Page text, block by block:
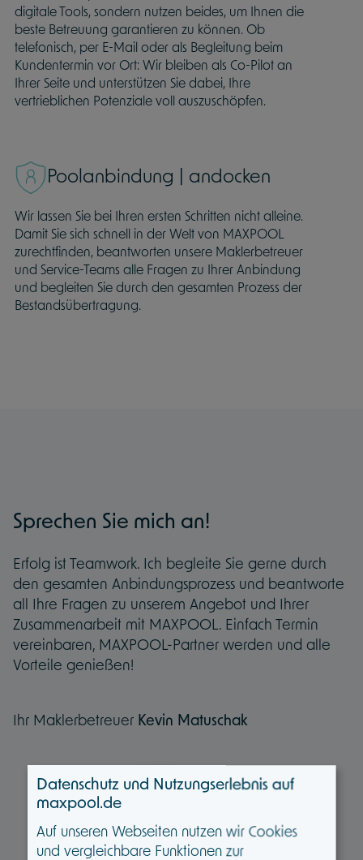
digitale Tools, sondern nutzen beides, um Ihnen die
beste Betreuung garantieren zu können. Ob
telefonisch, per E-Mail oder als Begleitung beim
Kundentermin vor Ort: Wir bleiben als Co-Pilot an
Ihrer Seite und unterstützen Sie dabei, Ihre
vertrieblichen Potenziale voll auszuschöpfen.
Poolanbindung | andocken
Wir lassen Sie bei Ihren ersten Schritten nicht alleine.
Damit Sie sich schnell in der Welt von MAXPOOL
zurechtfinden, beantworten unsere Maklerbetreuer
und Service-Teams alle Fragen zu Ihrer Anbindung
und begleiten Sie durch den gesamten Prozess der
Bestandsübertragung.
Sprechen Sie mich an!
Erfolg ist Teamwork. Ich begleite Sie gerne durch
den gesamten Anbindungsprozess und beantworte
all Ihre Fragen zu unserem Angebot und Ihrer
Zusammenarbeit mit MAXPOOL. Einfach Termin
vereinbaren, MAXPOOL-Partner werden und alle
Vorteile genießen!
Ihr Maklerbetreuer Kevin Matuschak
Datenschutz und Nutzungserlebnis auf
maxpool.de
Auf unseren Webseiten nutzen wir Cookies
und vergleichbare Funktionen zur